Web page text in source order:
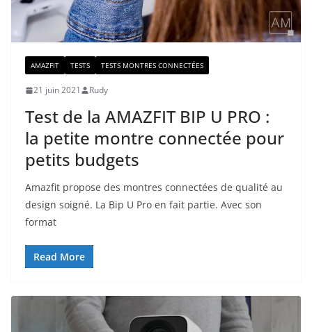
AMAZFIT TESTS TESTS MONTRES CONNECTÉES
21 juin 2021 Rudy
Test de la AMAZFIT BIP U PRO :
la petite montre connectée pour
petits budgets
Amazfit propose des montres connectées de qualité au
design soigné. La Bip U Pro en fait partie. Avec son
format
Read More